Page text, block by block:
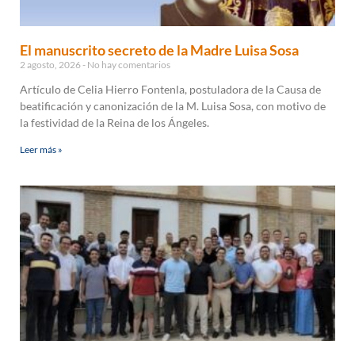
El manuscrito secreto de la Madre Luisa Sosa
2 agosto, 2026 No hay comentarios
Artículo de Celia Hierro Fontenla, postuladora de la Causa de
beatificación y canonización de la M. Luisa Sosa, con motivo de
la festividad de la Reina de los Ángeles.
Leer más »